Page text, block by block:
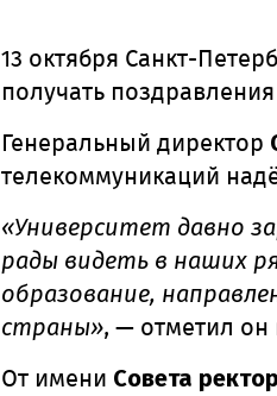
13 октября Санкт-
получать
Генеральный директор
телекоммуникаций
«Университет давно
рады видеть в наших
образование,
страны», — отметил он
От имени Совета